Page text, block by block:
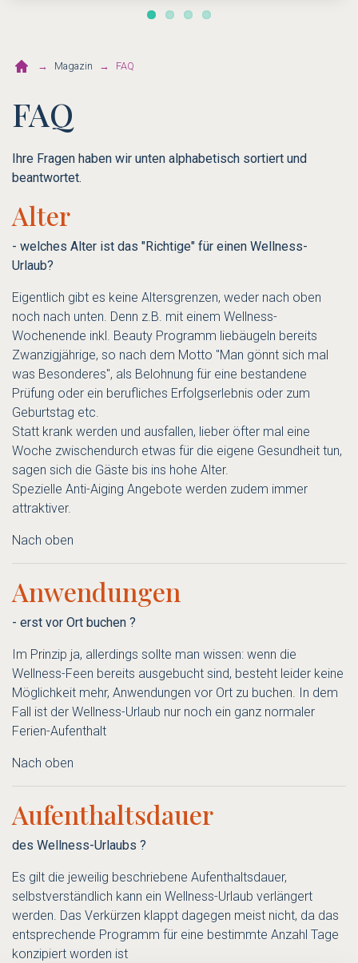
Magazin FAQ
FAQ
Ihre Fragen haben wir unten alphabetisch sortiert und
beantwortet.
Alter
- welches Alter ist das "Richtige" für einen Wellness-
Urlaub?
Eigentlich gibt es keine Altersgrenzen, weder nach oben
noch nach unten. Denn z.B. mit einem Wellness-
Wochenende inkl. Beauty Programm liebäugeln bereits
Zwanzigjährige, so nach dem Motto "Man gönnt sich mal
was Besonderes", als Belohnung für eine bestandene
Prüfung oder ein berufliches Erfolgserlebnis oder zum
Geburtstag etc.
Statt krank werden und ausfallen, lieber öfter mal eine
Woche zwischendurch etwas für die eigene Gesundheit tun,
sagen sich die Gäste bis ins hohe Alter.
Spezielle Anti-Aiging Angebote werden zudem immer
attraktiver.
Nach oben
Anwendungen
- erst vor Ort buchen ?
Im Prinzip ja, allerdings sollte man wissen: wenn die
Wellness-Feen bereits ausgebucht sind, besteht leider keine
Möglichkeit mehr, Anwendungen vor Ort zu buchen. In dem
Fall ist der Wellness-Urlaub nur noch ein ganz normaler
Ferien-Aufenthalt
Nach oben
Aufenthaltsdauer
des Wellness-Urlaubs ?
Es gilt die jeweilig beschriebene Aufenthaltsdauer,
selbstverständlich kann ein Wellness-Urlaub verlängert
werden. Das Verkürzen klappt dagegen meist nicht, da das
entsprechende Programm für eine bestimmte Anzahl Tage
konzipiert worden ist